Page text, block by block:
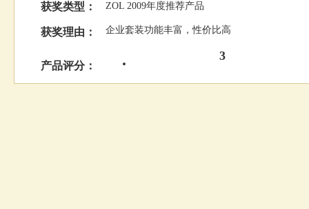
获奖类型： ZOL 2009年度推荐产品
获奖理由： 企业套装功能丰富，性价比高
产品评分：
3